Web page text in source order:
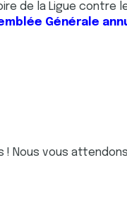
de la Ligue contre
Générale
Nous vous attendons